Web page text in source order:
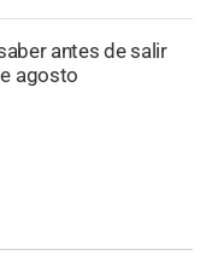
antes de salir
agosto